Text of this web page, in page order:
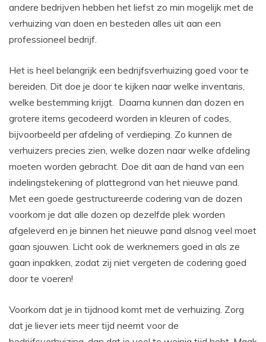
andere bedrijven hebben het liefst zo min mogelijk met de
verhuizing van doen en besteden alles uit aan een
professioneel bedrijf.
Het is heel belangrijk een bedrijfsverhuizing goed voor te
bereiden. Dit doe je door te kijken naar welke inventaris,
welke bestemming krijgt. Daarna kunnen dan dozen en
grotere items gecodeerd worden in kleuren of codes,
bijvoorbeeld per afdeling of verdieping. Zo kunnen de
verhuizers precies zien, welke dozen naar welke afdeling
moeten worden gebracht. Doe dit aan de hand van een
indelingstekening of plattegrond van het nieuwe pand.
Met een goede gestructureerde codering van de dozen
voorkom je dat alle dozen op dezelfde plek worden
afgeleverd en je binnen het nieuwe pand alsnog veel moet
gaan sjouwen. Licht ook de werknemers goed in als ze
gaan inpakken, zodat zij niet vergeten de codering goed
door te voeren!
Voorkom dat je in tijdnood komt met de verhuizing. Zorg
dat je liever iets meer tijd neemt voor de